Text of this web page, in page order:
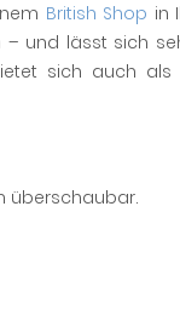
British Shop in
und lässt sich
sich auch als
überschaubar.